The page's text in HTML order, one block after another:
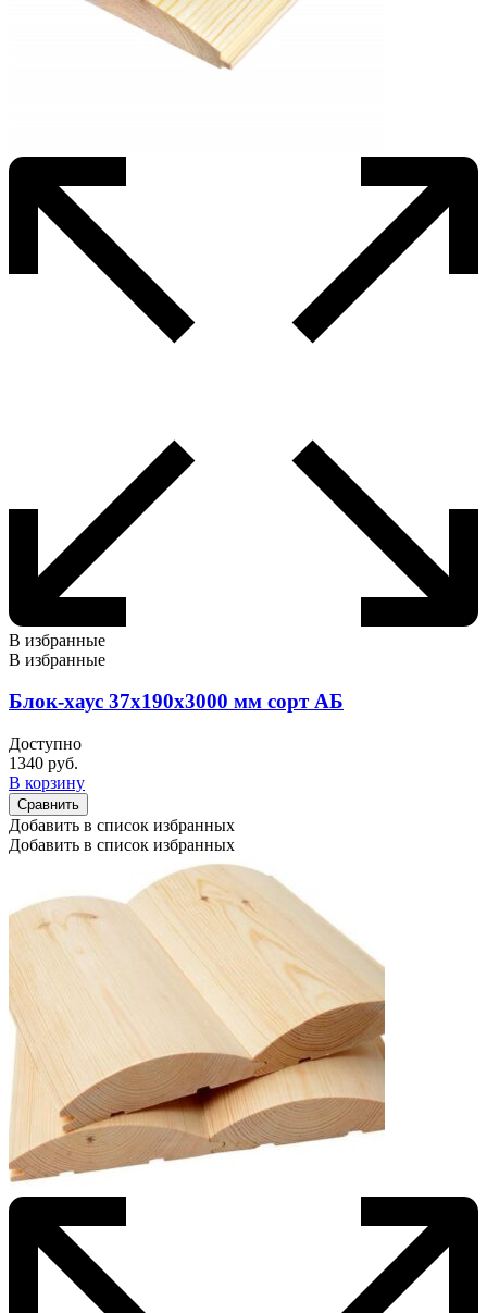
В избранные
В избранные
Блок-хаус 37х190х3000 мм сорт АБ
Доступно
1340 руб.
В корзину
Сравнить
Добавить в список избранных
Добавить в список избранных